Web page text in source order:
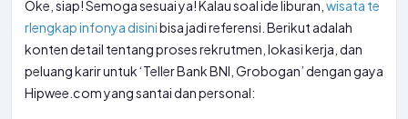
Oke, siap! Semoga sesuai ya! Kalau soal ide liburan, wisata te
rlengkap infonya disinibisa jadi referensi. Berikut adalah
konten detail tentang proses rekrutmen, lokasi kerja, dan
peluang karir untuk ‘Teller Bank BNI, Grobogan’ dengan gaya
Hipwee.com yang santai dan personal: